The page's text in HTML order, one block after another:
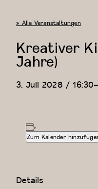
« Alle Veranstaltungen
Kreativer
Jahre)
3. Juli 2028 / 16:30
Zum Kalender
Details